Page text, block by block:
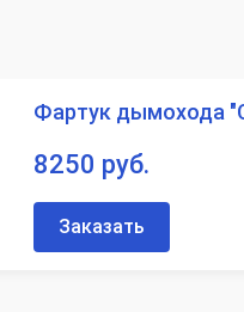
Фартук дымохода
8250 руб.
Заказать